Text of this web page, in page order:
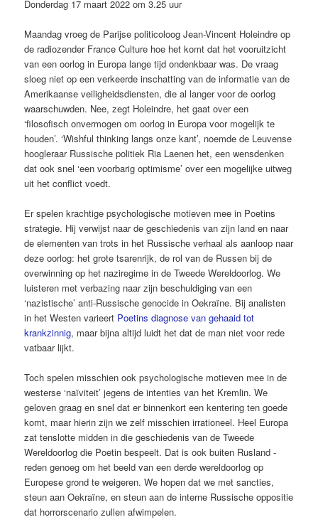
Donderdag 17 maart 2022 om 3.25 uur
Maandag vroeg de Parijse politicoloog Jean-Vincent Holeindre op
de radiozender France Culture hoe het komt dat het vooruitzicht
van een oorlog in Europa lange tijd ondenkbaar was. De vraag
sloeg niet op een verkeerde inschatting van de informatie van de
Amerikaanse veiligheidsdiensten, die al langer voor de oorlog
waarschuwden. Nee, zegt Holeindre, het gaat over een
‘filosofisch onvermogen om oorlog in Europa voor mogelijk te
houden’. ‘Wishful thinking langs onze kant’, noemde de Leuvense
hoogleraar Russische politiek Ria Laenen het, een wensdenken
dat ook snel ‘een voorbarig optimisme’ over een mogelijke uitweg
uit het conflict voedt.
Er spelen krachtige psycholo­gische motieven mee in Poetins
strategie. Hij verwijst naar de ­geschiedenis van zijn land en naar
de elementen van trots in het Russische verhaal als aanloop naar
deze oorlog: het grote tsarenrijk, de rol van de Russen bij de
overwinning op het naziregime in de Tweede ­Wereldoorlog. We
luisteren met verbazing naar zijn beschuldiging van een
‘nazistische’ anti-Russische ­genocide in Oekraïne. Bij analisten
in het Westen varieert Poetins diagnosevan gehaaidtot
krankzinnig, maar bijna altijd luidt het dat de man niet voor rede
vatbaar lijkt.
Toch spelen misschien ook psychologische motieven mee in de
westerse ‘naïviteit’ jegens de intenties van het Kremlin. We
geloven graag en snel dat er binnenkort een kentering ten goede
komt, maar hierin zijn we zelf misschien irrationeel. Heel Europa
zat tenslotte midden in die geschiedenis van de Tweede
Wereldoorlog die Poetin ­bespeelt. Dat is ook buiten Rusland ­
reden genoeg om het beeld van een derde wereldoorlog op
Europese grond te weigeren. We hopen dat we met sancties,
steun aan Oekraïne, en steun aan de interne Russische oppositie
dat horrorscenario zullen afwimpelen.